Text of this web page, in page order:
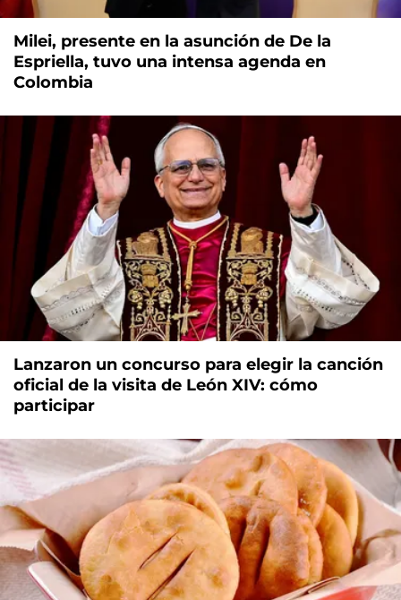
Milei, presente en la asunción de De la
Espriella, tuvo una intensa agenda en
Colombia
Lanzaron un concurso para elegir la canción
oficial de la visita de León XIV: cómo
participar